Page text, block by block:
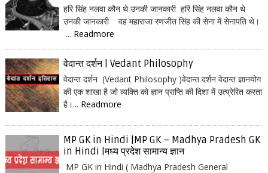
हरि सिंह नलवा कौन थे उनकी जानकारी हरि सिंह नलवा कौन थे
उनकी जानकारी वह महाराजा रणजीत सिंह की सेना में सेनापति थे।
... Readmore
वेदान्त दर्शन | Vedant Philosophy
वेदान्त दर्शन (Vedant Philosophy )वेदान्त दर्शन वेदान्त ज्ञानयोग
की एक शाखा है जो व्यक्ति को ज्ञान प्राप्ति की दिशा में उत्प्रेरित करता
है।... Readmore
MP GK in Hindi |MP GK – Madhya Pradesh GK
in Hindi |मध्य प्रदेश सामान्य ज्ञान
MP GK in Hindi ( Madhya Pradesh General